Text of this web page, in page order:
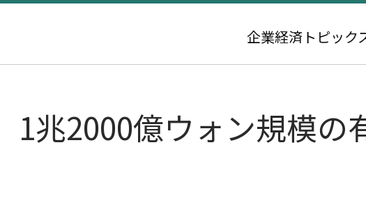
企業経済 トピック
1兆2000億ウォン規模の